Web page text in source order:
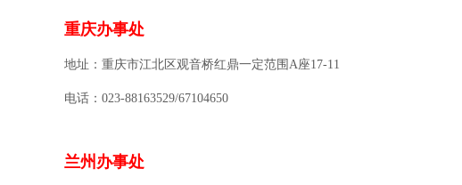
重庆办事处
地址：重庆市江北区观音桥红鼎一定范围A座17-11
电话：023-88163529/67104650
兰州办事处